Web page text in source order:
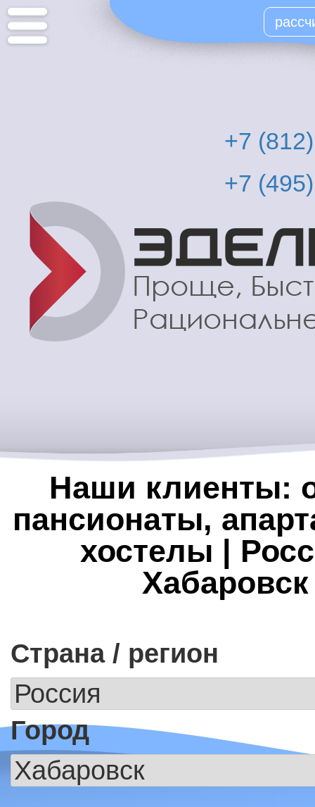
Перейти
+7
+7
Наши клиенты:
пансионаты,
хостелы |
Хабаровск
Страна / регион
Город